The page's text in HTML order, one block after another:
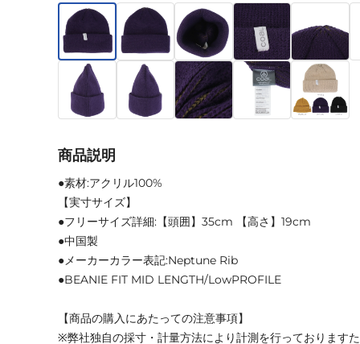
商品説明
●素材:アクリル100%
【実寸サイズ】
●フリーサイズ詳細:【頭囲】35cm 【高さ】19cm
●中国製
●メーカーカラー表記:Neptune Rib
●BEANIE FIT MID LENGTH/LowPROFILE
【商品の購入にあたっての注意事項】
※弊社独自の採寸・計量方法により計測を行っております